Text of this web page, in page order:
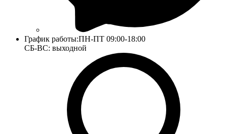
График работы:ПН-ПТ 09:00-18:00
СБ-ВС: выходной